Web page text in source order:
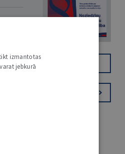
TIKAI DIGITĀLI
izmantotas
jebkurā